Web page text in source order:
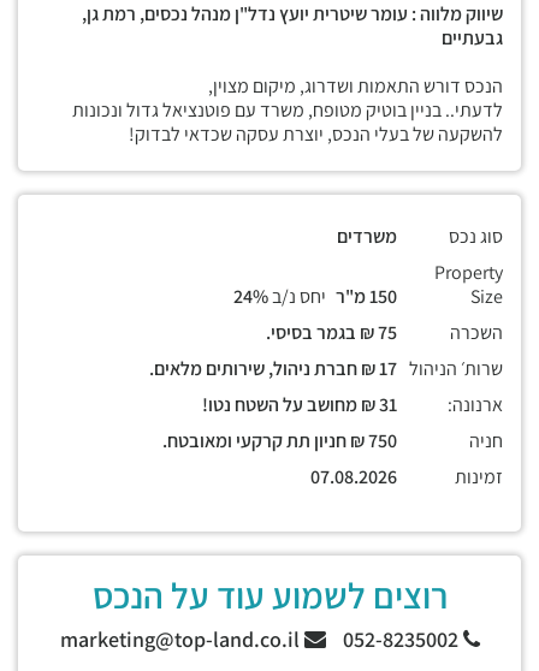
שיווק מלווה : עומר שיטרית יועץ נדל"ן מנהל נכסים, רמת גן,
גבעתיים
הנכס דורש התאמות ושדרוג, מיקום מצוין,
לדעתי.. בניין בוטיק מטופח, משרד עם פוטנציאל גדול ונכונות
להשקעה של בעלי הנכס, יוצרת עסקה שכדאי לבדוק!
סוג נכס
משרדים
Property
Size
יחס נ/ב
השכרה
שרות׳ הניהול
ארנונה:
חניה
זמינות
רוצים לשמוע עוד על הנכס
052-8235002